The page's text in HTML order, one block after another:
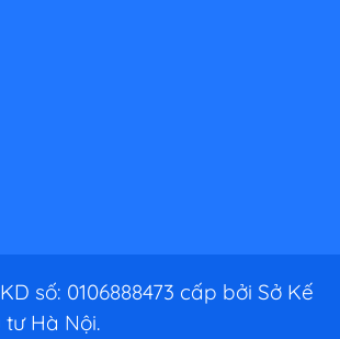
số: 0106888473 cấp bởi Sở Kế
Hà Nội.